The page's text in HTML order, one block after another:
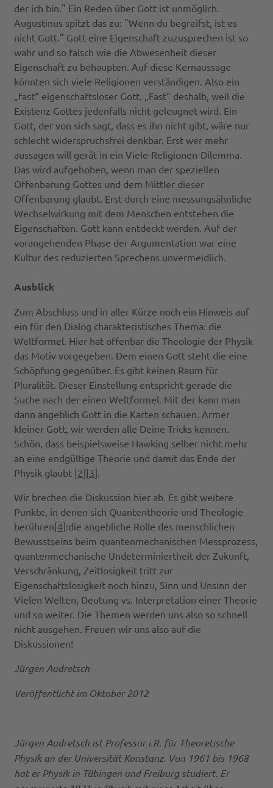
der ich bin." Ein Reden über Gott ist unmöglich.
Augustinus spitzt das zu: "Wenn du begreifst, ist es
nicht Gott." Gott eine Eigenschaft zuzusprechen ist so
wahr und so falsch wie die Abwesenheit dieser
Eigenschaft zu behaupten. Auf diese Kernaussage
könnten sich viele Religionen verständigen. Also ein
„fast“ eigenschaftsloser Gott. „Fast“ deshalb, weil die
Existenz Gottes jedenfalls nicht geleugnet wird. Ein
Gott, der von sich sagt, dass es ihn nicht gibt, wäre nur
schlecht widerspruchsfrei denkbar. Erst wer mehr
aussagen will gerät in ein Viele-Religionen-Dilemma.
Das wird aufgehoben, wenn man der speziellen
Offenbarung Gottes und dem Mittler dieser
Offenbarung glaubt. Erst durch eine messungsähnliche
Wechselwirkung mit dem Menschen entstehen die
Eigenschaften. Gott kann entdeckt werden. Auf der
vorangehenden Phase der Argumentation war eine
Kultur des reduzierten Sprechens unvermeidlich.
Ausblick
Zum Abschluss und in aller Kürze noch ein Hinweis auf
ein für den Dialog charakteristisches Thema: die
Weltformel. Hier hat offenbar die Theologie der Physik
das Motiv vorgegeben. Dem einen Gott steht die eine
Schöpfung gegenüber. Es gibt keinen Raum für
Pluralität. Dieser Einstellung entspricht gerade die
Suche nach der einen Weltformel. Mit der kann man
dann angeblich Gott in die Karten schauen. Armer
kleiner Gott, wir werden alle Deine Tricks kennen.
Schön, dass beispielsweise Hawking selber nicht mehr
an eine endgültige Theorie und damit das Ende der
Physik glaubt [2][3].
Wir brechen die Diskussion hier ab. Es gibt weitere
Punkte, in denen sich Quantentheorie und Theologie
berühren[4]:die angebliche Rolle des menschlichen
Bewusstseins beim quantenmechanischen Messprozess,
quantenmechanische Undeterminiertheit der Zukunft,
Verschränkung, Zeitlosigkeit tritt zur
Eigenschaftslosigkeit noch hinzu, Sinn und Unsinn der
Vielen Welten, Deutung vs. Interpretation einer Theorie
und so weiter. Die Themen werden uns also so schnell
nicht ausgehen. Freuen wir uns also auf die
Diskussionen!
Jürgen Audretsch
Veröffentlicht im Oktober 2012
Jürgen Audretsch ist Professor i.R. für Theoretische
Physik an der Universität Konstanz. Von 1961 bis 1968
hat er Physik in Tübingen und Freiburg studiert. Er